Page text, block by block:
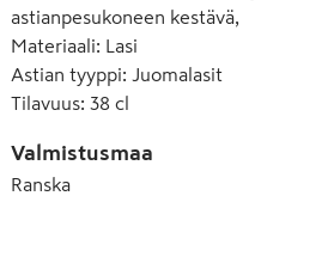
astianpesukoneen kestävä,
Materiaali: Lasi
Astian tyyppi: Juomalasit
Tilavuus: 38 cl
Valmistusmaa
Ranska